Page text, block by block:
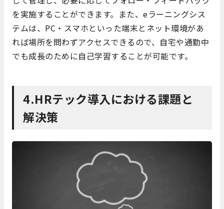
を実施することができます。また、eラーニングシス
テムは、PC・スマホといった端末とネット環境があ
れば場所を問わずアクセスできるので、自宅や通勤中
でも成長のために自己学習することが可能です。
4.HRテック導入における課題と
解決策